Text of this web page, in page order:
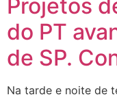
Projetos
do PT
de SP.
Na tarde e noite de